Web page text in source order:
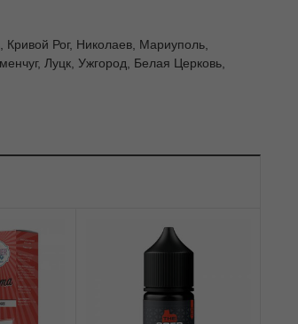
Кривой Рог, Николаев, Мариуполь,
Луцк, Ужгород, Белая Церковь,